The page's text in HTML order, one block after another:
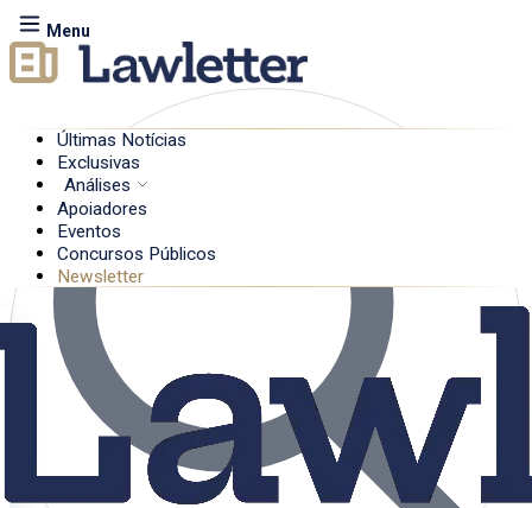
Menu
Últimas Notícias
Exclusivas
Análises
Apoiadores
Eventos
Concursos Públicos
Newsletter